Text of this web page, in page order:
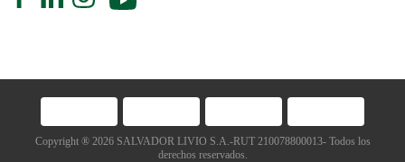
Copyright ® 2026 SALVADOR LIVIO S.A.-RUT 210078800013- Todos los
derechos reservados.